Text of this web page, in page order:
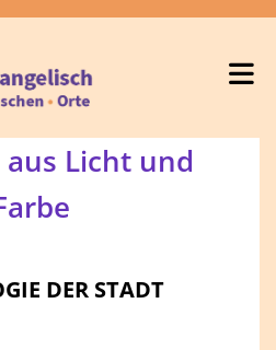
aus Licht und
DER STADT